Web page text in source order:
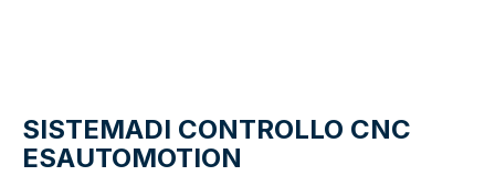
SISTEMADI CONTROLLO CNC
ESAUTOMOTION